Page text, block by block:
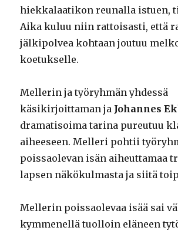
hiekkalaatikon reunalla istuen,
Aika kuluu niin rattoisasti, että
jälkipolvea kohtaan joutuu
koetukselle.
Mellerin ja työryhmän yhdessä
käsikirjoittaman ja Johannes
dramatisoima tarina pureutuu
aiheeseen. Melleri pohtii
poissaolevan isän aiheuttamaa
lapsen näkökulmasta ja siitä
Mellerin poissaolevaa isää sai
kymmenellä tuolloin eläneen